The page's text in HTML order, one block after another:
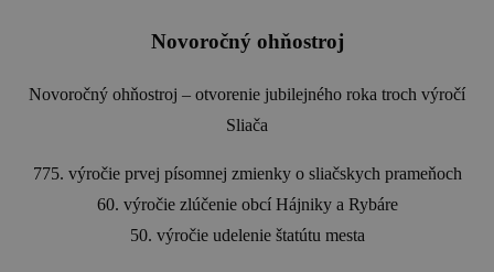
Novoročný ohňostroj
Novoročný ohňostroj – otvorenie jubilejného roka troch výročí
Sliača
775. výročie prvej písomnej zmienky o sliačskych prameňoch
60. výročie zlúčenie obcí Hájniky a Rybáre
50. výročie udelenie štatútu mesta